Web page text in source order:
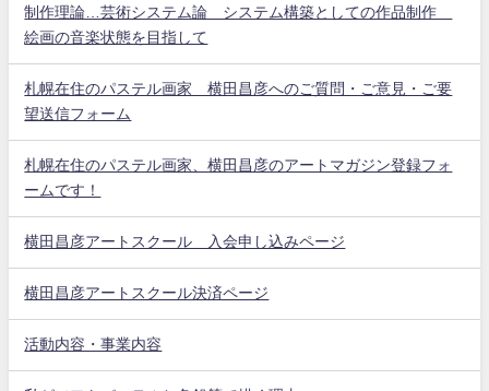
制作理論…芸術システム論 システム構築としての作品制作
絵画の音楽状態を目指して
札幌在住のパステル画家 横田昌彦へのご質問・ご意見・ご要
望送信フォーム
札幌在住のパステル画家、横田昌彦のアートマガジン登録フォ
ームです！
横田昌彦アートスクール 入会申し込みページ
横田昌彦アートスクール決済ページ
活動内容・事業内容